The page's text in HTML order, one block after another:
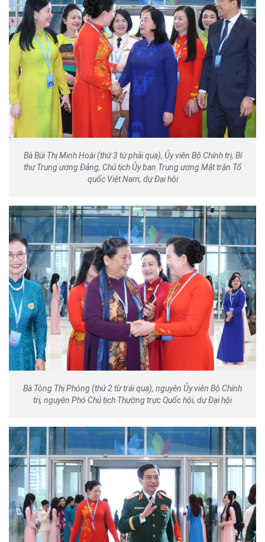
Bà Bùi Thị Minh Hoài (thứ 3 từ phải qua), Ủy viên Bộ Chính trị, Bí
thư Trung ương Đảng, Chủ tịch Ủy ban Trung ương Mặt trận Tổ
quốc Việt Nam, dự Đại hội
Bà Tòng Thị Phóng (thứ 2 từ trái qua), nguyên Ủy viên Bộ Chính
trị, nguyên Phó Chủ tịch Thường trực Quốc hội, dự Đại hội